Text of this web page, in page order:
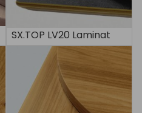
SX.TOP LV20 Laminat